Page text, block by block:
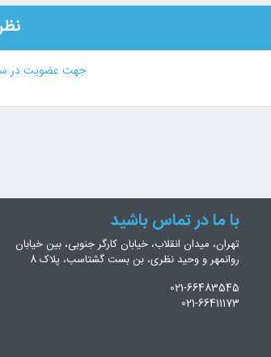
جهت عضویت در
با ما در تماس باشید
تهران، میدان انقلاب، خیابان کارگر جنوبی، بین خیابان
روانمهر و وحید نظری، بن بست گشتاسب، پلاک 8
021-66483545
021-66411173